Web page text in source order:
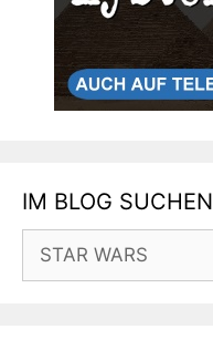
IM BLOG SUCHEN
Suchen
nach: